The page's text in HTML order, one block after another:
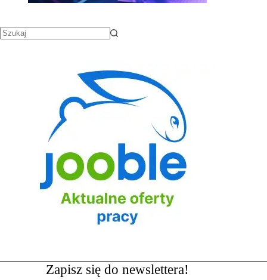
Zapisz się do newslettera!